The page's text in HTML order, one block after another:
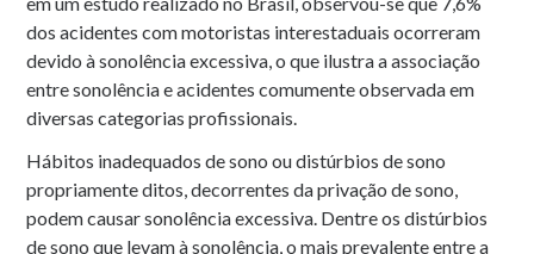
dos acidentes com motoristas interestaduais ocorreram
devido à sonolência excessiva, o que ilustra a associação
entre sonolência e acidentes comumente observada em
diversas categorias profissionais.
Hábitos inadequados de sono ou distúrbios de sono
propriamente ditos, decorrentes da privação de sono,
podem causar sonolência excessiva. Dentre os distúrbios
de sono que levam à sonolência, o mais prevalente entre a